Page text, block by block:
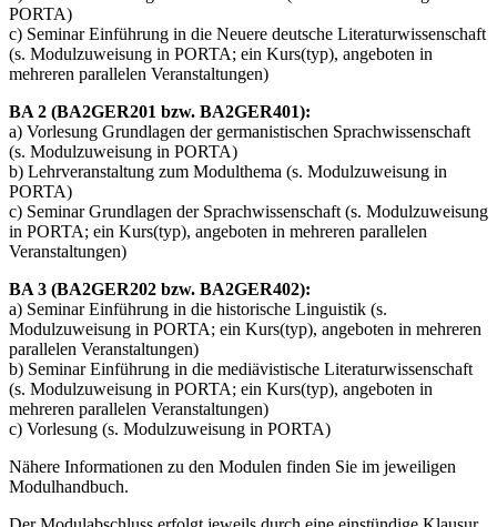
PORTA)
c) Seminar Einführung in die Neuere deutsche Literaturwissenschaft
(s. Modulzuweisung in PORTA; ein Kurs(typ), angeboten in
mehreren parallelen Veranstaltungen)
BA 2 (BA2GER201 bzw. BA2GER401):
a) Vorlesung Grundlagen der germanistischen Sprachwissenschaft
(s. Modulzuweisung in PORTA)
b) Lehrveranstaltung zum Modulthema (s. Modulzuweisung in
PORTA)
c) Seminar Grundlagen der Sprachwissenschaft (s. Modulzuweisung
in PORTA; ein Kurs(typ), angeboten in mehreren parallelen
Veranstaltungen)
BA 3 (BA2GER202 bzw. BA2GER402):
a) Seminar Einführung in die historische Linguistik (s.
Modulzuweisung in PORTA; ein Kurs(typ), angeboten in mehreren
parallelen Veranstaltungen)
b) Seminar Einführung in die mediävistische Literaturwissenschaft
(s. Modulzuweisung in PORTA; ein Kurs(typ), angeboten in
mehreren parallelen Veranstaltungen)
c) Vorlesung (s. Modulzuweisung in PORTA)
Nähere Informationen zu den Modulen finden Sie im jeweiligen
Modulhandbuch.